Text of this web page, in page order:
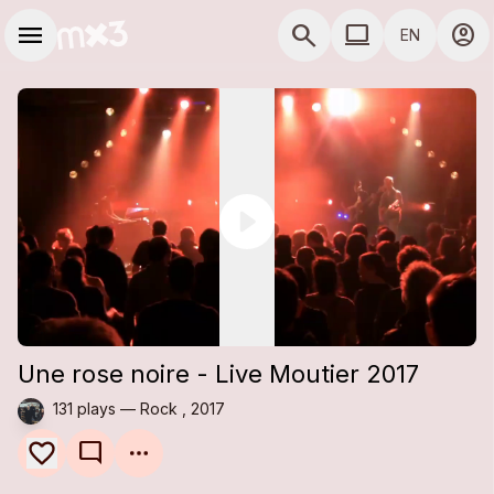
menu search COMPUTER USE
computer EN account_circle
Une rose noire - Live Moutier 2017
131 plays — Rock , 2017
mode_comment
Add to a playlist close
Share close
Share
Embed